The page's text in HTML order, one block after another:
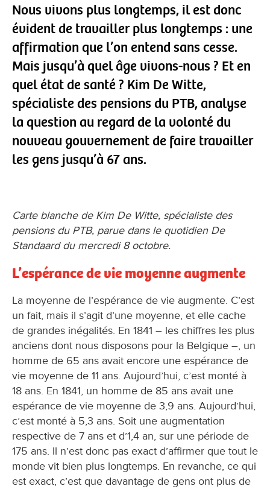
Nous vivons plus longtemps, il est donc
évident de travailler plus longtemps : une
affirmation que l’on entend sans cesse.
Mais jusqu’à quel âge vivons-nous ? Et en
quel état de santé ? Kim De Witte,
spécialiste des pensions du PTB, analyse
la question au regard de la volonté du
nouveau gouvernement de faire travailler
les gens jusqu’à 67 ans.
Carte blanche de Kim De Witte, spécialiste des
pensions du PTB, parue dans le quotidien De
Standaard du mercredi 8 octobre.
L’espérance de vie moyenne augmente
La moyenne de l’espérance de vie augmente. C’est
un fait, mais il s’agit d’une moyenne, et elle cache
de grandes inégalités. En 1841 – les chiffres les plus
anciens dont nous disposons pour la Belgique –, un
homme de 65 ans avait encore une espérance de
vie moyenne de 11 ans. Aujourd’hui, c’est monté à
18 ans. En 1841, un homme de 85 ans avait une
espérance de vie moyenne de 3,9 ans. Aujourd’hui,
c’est monté à 5,3 ans. Soit une augmentation
respective de 7 ans et d’1,4 an, sur une période de
175 ans. Il n’est donc pas exact d’affirmer que tout le
monde vit bien plus longtemps. En revanche, ce qui
est exact, c’est que davantage de gens ont plus de